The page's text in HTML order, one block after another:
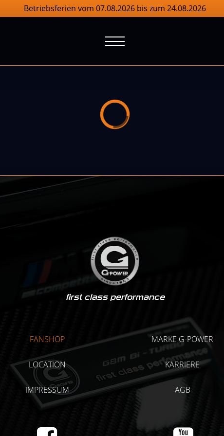
Betriebsferien vom 07.08.2026 bis zum 24.08.2026
first class performance
FANSHOP MARKE G-POWER
LOCATION KARRIERE
IMPRESSUM AGB